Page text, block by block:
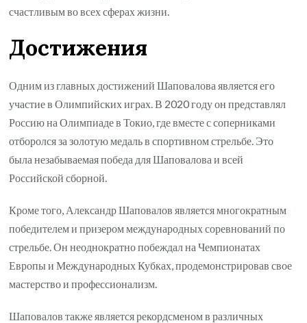
счастливым во всех сферах жизни.
Достижения
Одним из главных достижений Шаповалова является его
участие в Олимпийских играх. В 2020 году он представлял
Россию на Олимпиаде в Токио, где вместе с соперниками
отборолся за золотую медаль в спортивном стрельбе. Это
была незабываемая победа для Шаповалова и всей
Российской сборной.
Кроме того, Александр Шаповалов является многократным
победителем и призером международных соревнований по
стрельбе. Он неоднократно побеждал на Чемпионатах
Европы и Международных Кубках, продемонстрировав свое
мастерство и профессионализм.
Шаповалов также является рекордсменом в различных